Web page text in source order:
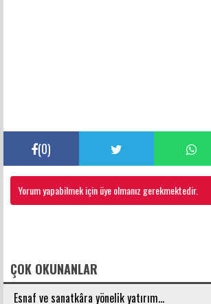
(0)
Yorum yapabilmek için üye olmanız gerekmektedir.
ÇOK OKUNANLAR
Esnaf ve sanatkâra yönelik yatırım...